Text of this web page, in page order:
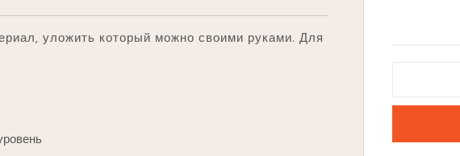
уложить который можно своими руками. Для